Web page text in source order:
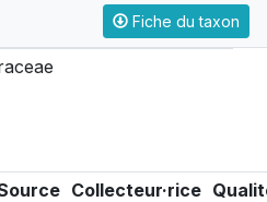
Fiche du taxon
Collecteur·rice